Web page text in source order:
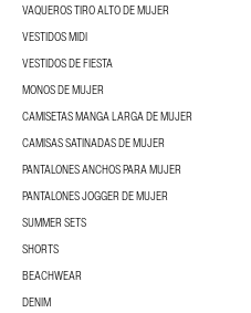
VAQUEROS TIRO ALTO DE MUJER
VESTIDOS MIDI
VESTIDOS DE FIESTA
MONOS DE MUJER
CAMISETAS MANGA LARGA DE MUJER
CAMISAS SATINADAS DE MUJER
PANTALONES ANCHOS PARA MUJER
PANTALONES JOGGER DE MUJER
SUMMER SETS
SHORTS
BEACHWEAR
DENIM